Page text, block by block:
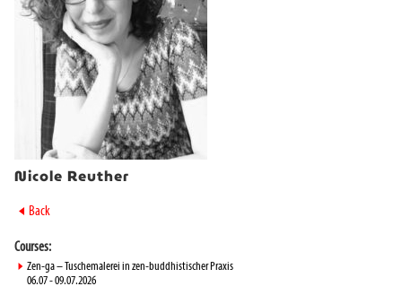
Nicole Reuther
► Back
Courses:
► Zen-ga – Tuschemalerei in zen-buddhistischer Praxis
06.07 - 09.07.2026